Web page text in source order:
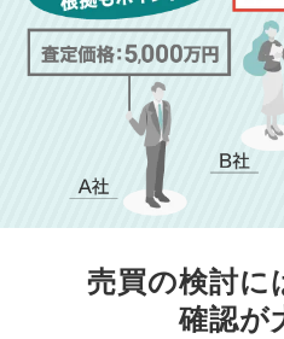
売買の検討に
確認が